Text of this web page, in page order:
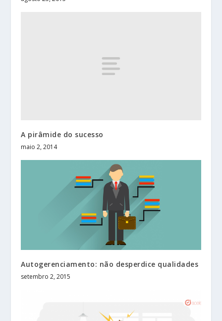
A pirâmide do sucesso
maio 2, 2014
Autogerenciamento: não desperdice qualidades
setembro 2, 2015